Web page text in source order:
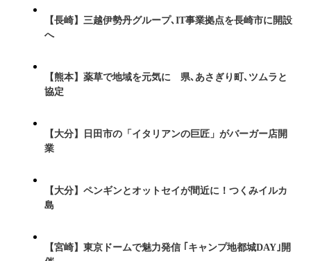
【長崎】三越伊勢丹グループ､IT事業拠点を長崎市に開設
へ
【熊本】薬草で地域を元気に 県､あさぎり町､ツムラと
協定
【大分】日田市の「イタリアンの巨匠」がバーガー店開
業
【大分】ペンギンとオットセイが間近に！つくみイルカ
島
【宮崎】東京ドームで魅力発信 ｢キャンプ地都城DAY｣開